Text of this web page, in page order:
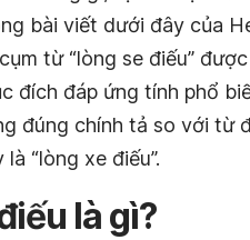
bài viết dưới đây của
từ “lòng se điếu”
đích đáp ứng tính phổ
đúng chính tả so với từ
“lòng xe điếu”.
là gì?